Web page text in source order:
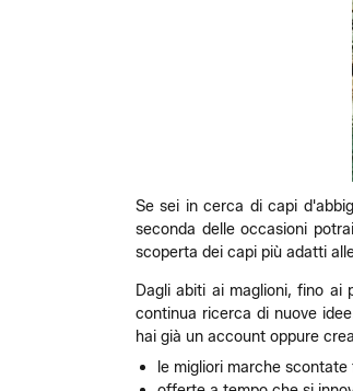
Se sei in cerca di capi
seconda delle occasioni
scoperta dei capi più adatti
Dagli abiti ai maglioni, fino ai
continua ricerca di nuove
hai già un account oppure
le migliori marche